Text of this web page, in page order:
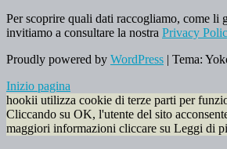
Per scoprire quali dati raccogliamo, come li
invitiamo a consultare la nostra Privacy
Proudly powered by WordPress | Tema:
Inizio pagina
hookii utilizza cookie di terze parti per
Cliccando su OK, l'utente del sito
maggiori informazioni cliccare su Leggi di